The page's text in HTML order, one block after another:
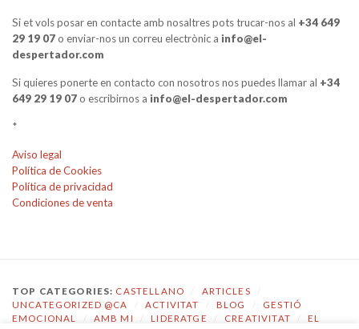
Si et vols posar en contacte amb nosaltres pots trucar-nos al +34 649
29 19 07o enviar-nos un correu electrònic a info@el-
despertador.com
Si quieres ponerte en contacto con nosotros nos puedes llamar al +34
649 29 19 07o escribirnos a info@el-despertador.com
*
Aviso legal
Política de Cookies
Política de privacidad
Condiciones de venta
TOP CATEGORIES: CASTELLANO ARTICLES
UNCATEGORIZED @CA
ACTIVITAT BLOG
GESTIÓ
EMOCIONAL
AMB MI LIDERATGE CREATIVITAT
EL